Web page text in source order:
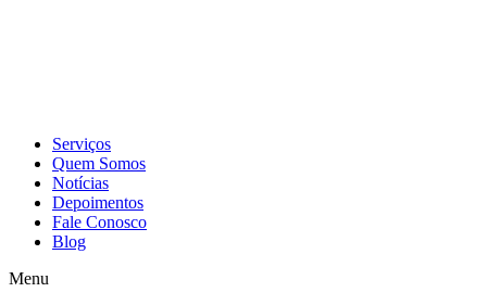
Serviços
Quem Somos
Notícias
Depoimentos
Fale Conosco
Blog
Menu